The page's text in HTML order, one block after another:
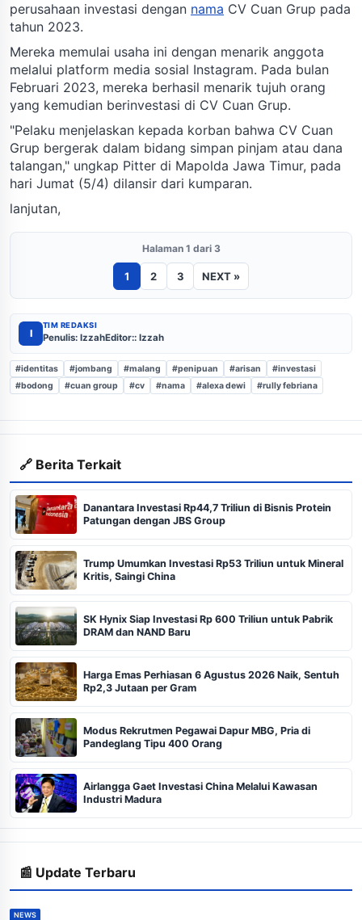
perusahaan investasi dengan nama CV Cuan Grup pada
tahun 2023.
Mereka memulai usaha ini dengan menarik anggota
melalui platform media sosial Instagram. Pada bulan
Februari 2023, mereka berhasil menarik tujuh orang
yang kemudian berinvestasi di CV Cuan Grup.
"Pelaku menjelaskan kepada korban bahwa CV Cuan
Grup bergerak dalam bidang simpan pinjam atau dana
talangan," ungkap Pitter di Mapolda Jawa Timur, pada
hari Jumat (5/4) dilansir dari kumparan.
lanjutan,
Halaman 1 dari 3
1 2 3 NEXT »
I
TIM REDAKSI
Penulis: IzzahEditor:: Izzah
#identitas #jombang #malang #penipuan #arisan
#investasi
#bodong
#cuan group #cv #nama #alexa dewi #rully febriana
🔗 Berita Terkait
Danantara Investasi Rp44,7 Triliun di Bisnis Protein
Patungan dengan JBS Group
Trump Umumkan Investasi Rp53 Triliun untuk Mineral
Kritis, Saingi China
SK Hynix Siap Investasi Rp 600 Triliun untuk Pabrik
DRAM dan NAND Baru
Harga Emas Perhiasan 6 Agustus 2026 Naik, Sentuh
Rp2,3 Jutaan per Gram
Modus Rekrutmen Pegawai Dapur MBG, Pria di
Pandeglang Tipu 400 Orang
Airlangga Gaet Investasi China Melalui Kawasan
Industri Madura
📰 Update Terbaru
NEWS